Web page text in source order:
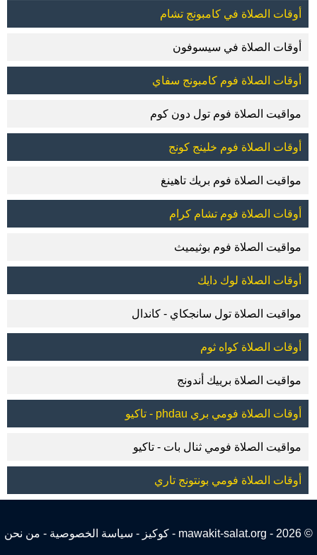
أوقات الصلاة في كامبونج تشام
أوقات الصلاة في سيسوفون
أوقات الصلاة فوم كامبونج سفاي
مواقيت الصلاة فوم تول دون كوم
أوقات الصلاة فوم خلينج كونج
مواقيت الصلاة فوم بريك تاهينغ
أوقات الصلاة فوم تشام كرام
مواقيت الصلاة فوم بوثيميث
أوقات الصلاة لوك دايك
مواقيت الصلاة تول سانجكاي - كاندال
أوقات الصلاة كواه ثوم
مواقيت الصلاة برييك أندونج
أوقات الصلاة فومي بري phdau - تاكيو
مواقيت الصلاة فومي ثنال بات - تاكيو
أوقات الصلاة فومي بونتونج تاري
© 2026 - mawakit-salat.org - كوكيز - سياسة الخصوصية - من نحن